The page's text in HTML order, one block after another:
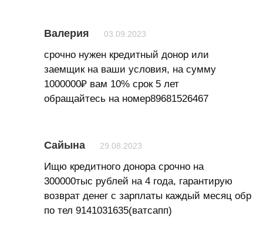
Валерия 03.09.2023
срочно нужен кредитный донор или
заемщик на ваши условия, на сумму
1000000₽ вам 10% срок 5 лет
обращайтесь на номер89681526467
Сайына 29.08.2023
Ищю кредитного донора срочно на
300000тыс рублей на 4 года, гарантирую
возврат денег с зарплаты каждый месяц обр
по тел 9141031635(ватсапп)